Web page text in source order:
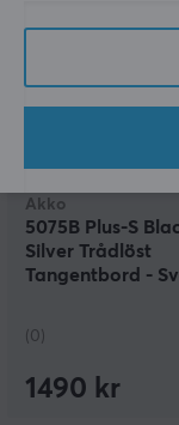
Akko
5075B Plus-S
Silver Trådlöst
Tangentbord -
(0)
1490 kr